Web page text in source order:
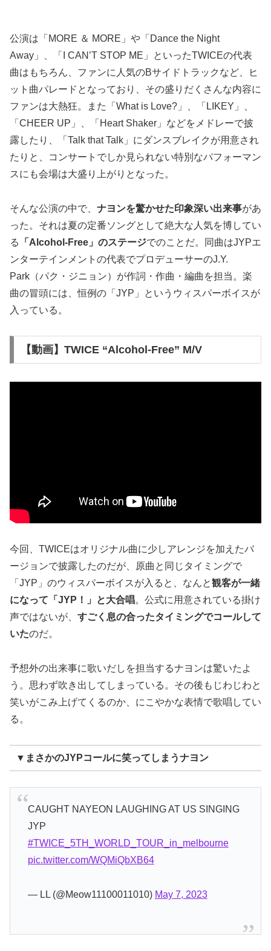
公演は「MORE ＆ MORE」や「Dance the Night
Away」、「I CAN’T STOP ME」といったTWICEの代表
曲はもちろん、ファンに人気のBサイドトラックなど、ヒ
ット曲パレードとなっており、その盛りだくさんな内容に
ファンは大熱狂。また「What is Love?」、「LIKEY」、
「CHEER UP」、「Heart Shaker」などをメドレーで披
露したり、「Talk that Talk」にダンスブレイクが用意され
たりと、コンサートでしか見られない特別なパフォーマン
スにも会場は大盛り上がりとなった。
そんな公演の中で、 ナヨンを驚かせた印象深い出来事があ
った。それは夏の定番ソングとして絶大な人気を博してい
る
「Alcohol-Free」のステージでのことだ。同曲はJYPエ
ンターテインメントの代表でプロデューサーのJ.Y.
Park（パク・ジニョン）が作詞・作曲・編曲を担当。楽
曲の冒頭には、恒例の「JYP」というウィスパーボイスが
入っている。
【動画】TWICE “Alcohol-Free” M/V
今回、TWICEはオリジナル曲に少しアレンジを加えたバ
ージョンで披露したのだが、原曲と同じタイミングで
「JYP」のウィスパーボイスが入ると、なんと観客が一緒
になって「JYP！」と大合唱。公式に用意されている掛け
声ではないが、 すごく息の合ったタイミングでコールして
いたのだ。
予想外の出来事に歌いだしを担当するナヨンは驚いたよ
う。思わず吹き出してしまっている。その後もじわじわと
笑いがこみ上げてくるのか、にこやかな表情で歌唱してい
る。
▼まさかのJYPコールに笑ってしまうナヨン
CAUGHT NAYEON LAUGHING AT US SINGING
JYP
#TWICE_5TH_WORLD_TOUR_in_melbourne
pic.twitter.com/WQMiQbXB64
— LL (@Meow11100011010) May 7, 2023